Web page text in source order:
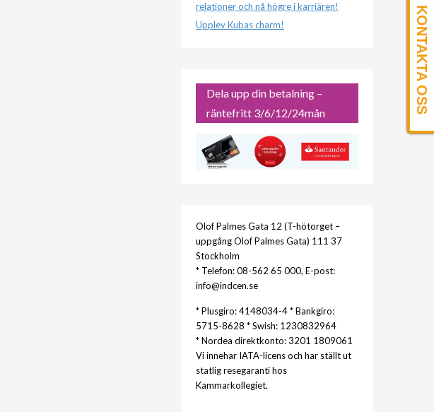
relationer och nå högre i karriären!
Upplev Kubas charm!
Dela upp din betalning –
räntefritt 3/6/12/24mån
Olof Palmes Gata 12 (T-hötorget –
uppgång Olof Palmes Gata) 111 37
Stockholm
* Telefon: 08-562 65 000, E-post:
info@indcen.se
* Plusgiro: 4148034-4 * Bankgiro:
5715-8628 * Swish: 1230832964
* Nordea direktkonto: 3201 1809061
Vi innehar IATA-licens och har ställt ut
statlig resegaranti hos
Kammarkollegiet.
KONTAKTA OSS